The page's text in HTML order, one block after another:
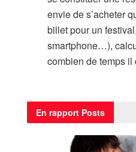
envie de s’acheter
billet pour un
smartphone…),
combien de temps il
En rapport Posts